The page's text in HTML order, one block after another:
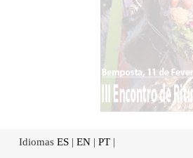
Idiomas ES | EN | PT |